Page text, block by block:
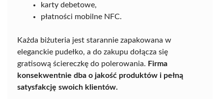
karty debetowe,
płatności mobilne NFC.
Każda biżuteria jest starannie zapakowana w
eleganckie pudełko, a do zakupu dołącza się
gratisową ściereczkę do polerowania. Firma
konsekwentnie dba o jakość produktów i pełną
satysfakcję swoich klientów.